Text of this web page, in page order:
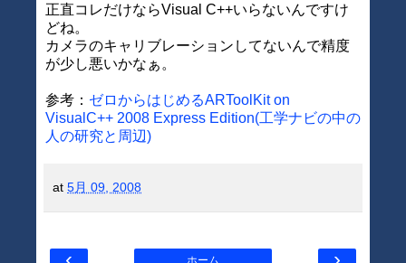
正直コレだけならVisual C++いらないんですけ
どね。
カメラのキャリブレーションしてないんで精度
が少し悪いかなぁ。
参考： ゼロからはじめるARToolKit on
VisualC++ 2008 Express Edition(工学ナビの中の
人の研究と周辺)
at 5月 09, 2008
ホーム